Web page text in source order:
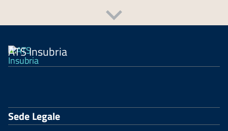
ATS Insubria
Sede Legale